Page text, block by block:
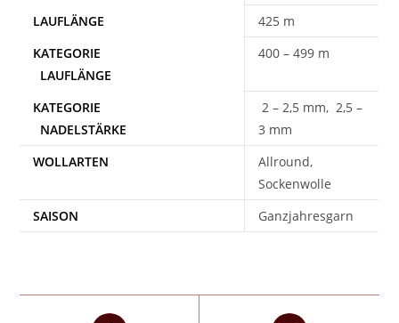
425 m
400 – 499 m
2 – 2,5 mm, 2,5 –
3 mm
WOLLARTEN
Allround,
Sockenwolle
SAISON
Ganzjahresgarn